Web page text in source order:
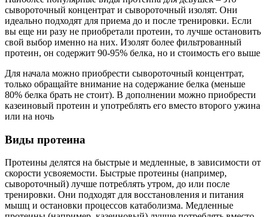
сывороточный концентрат и сывороточный изолят. Они
идеально подходят для приема до и после тренировки. Если
вы еще ни разу не приобретали протеин, то лучше остановить
свой выбор именно на них. Изолят более фильтрованный
протеин, он содержит 90-95% белка, но и стоимость его выше
Для начала можно приобрести сывороточный концентрат,
только обращайте внимание на содержание белка (меньше
80% белка брать не стоит). В дополнении можно приобрести
казеиновый протеин и употреблять его вместо второго ужина
или на ночь
Виды протеина
Протеины делятся на быстрые и медленные, в зависимости от
скорости усвояемости. Быстрые протеины (например,
сывороточный) лучше потреблять утром, до или после
тренировки. Они подходят для восстановления и питания
мышц и остановки процессов катаболизма. Медленные